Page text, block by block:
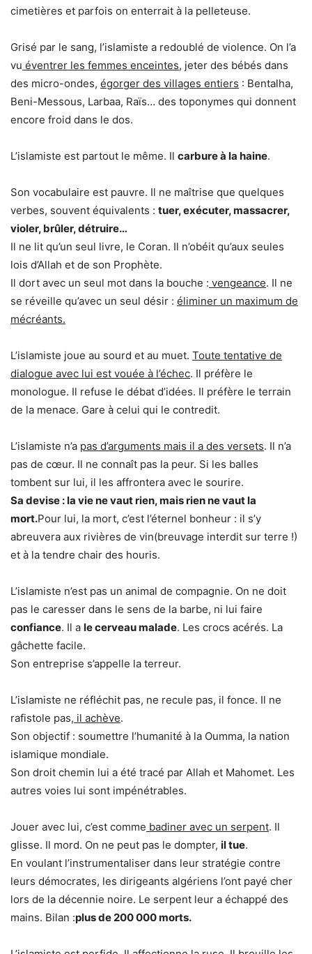
cimetières et parfois on enterrait à la pelleteuse.
Grisé par le sang, l’islamiste a redoublé de violence. On l’a
vu éventrer les femmes enceintes, jeter des bébés dans
des micro-ondes, égorger des villages entiers : Bentalha,
Beni-Messous, Larbaa, Raïs… des toponymes qui donnent
encore froid dans le dos.
L’islamiste est partout le même. Il carbure à la haine.
Son vocabulaire est pauvre. Il ne maîtrise que quelques
verbes, souvent équivalents : tuer, exécuter, massacrer,
violer, brûler, détruire…
Il ne lit qu’un seul livre, le Coran. Il n’obéit qu’aux seules
lois d’Allah et de son Prophète.
Il dort avec un seul mot dans la bouche : vengeance. Il ne
se réveille qu’avec un seul désir : éliminer un maximum de
mécréants.
L’islamiste joue au sourd et au muet. Toute tentative de
dialogue avec lui est vouée à l’échec. Il préfère le
monologue. Il refuse le débat d’idées. Il préfère le terrain
de la menace. Gare à celui qui le contredit.
L’islamiste n’a pas d’arguments mais il a des versets. Il n’a
pas de cœur. Il ne connaît pas la peur. Si les balles
tombent sur lui, il les affrontera avec le sourire.
Sa devise : la vie ne vaut rien, mais rien ne vaut la
mort.Pour lui, la mort, c’est l’éternel bonheur : il s’y
abreuvera aux rivières de vin(breuvage interdit sur terre !)
et à la tendre chair des houris.
L’islamiste n’est pas un animal de compagnie. On ne doit
pas le caresser dans le sens de la barbe, ni lui faire
confiance. Il a le cerveau malade. Les crocs acérés. La
gâchette facile.
Son entreprise s’appelle la terreur.
L’islamiste ne réfléchit pas, ne recule pas, il fonce. Il ne
rafistole pas, il achève.
Son objectif : soumettre l’humanité à la Oumma, la nation
islamique mondiale.
Son droit chemin lui a été tracé par Allah et Mahomet. Les
autres voies lui sont impénétrables.
Jouer avec lui, c’est comme badiner avec un serpent. Il
glisse. Il mord. On ne peut pas le dompter, il tue.
En voulant l’instrumentaliser dans leur stratégie contre
leurs démocrates, les dirigeants algériens l’ont payé cher
lors de la décennie noire. Le serpent leur a échappé des
mains. Bilan :plus de 200 000 morts.